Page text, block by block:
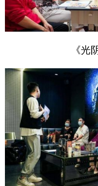
《光